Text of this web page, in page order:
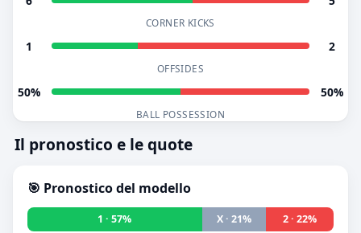
CORNER KICKS
1 2
OFFSIDES
50% 50%
BALL POSSESSION
Il pronostico e le quote
🎯 Pronostico del modello
1 · 57% X · 21% 2 · 22%